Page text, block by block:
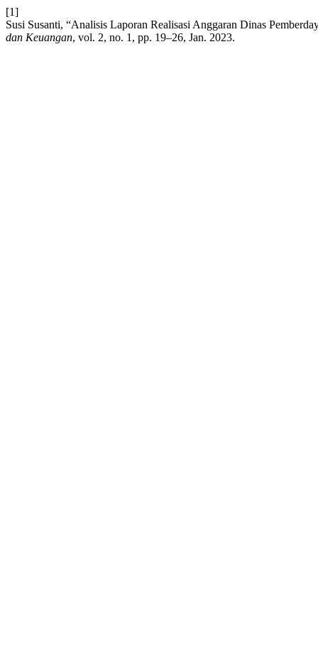
[1]
Susi Susanti, “Analisis Laporan Realisasi Anggaran Dinas
dan Keuangan, vol. 2, no. 1, pp. 19–26, Jan. 2023.